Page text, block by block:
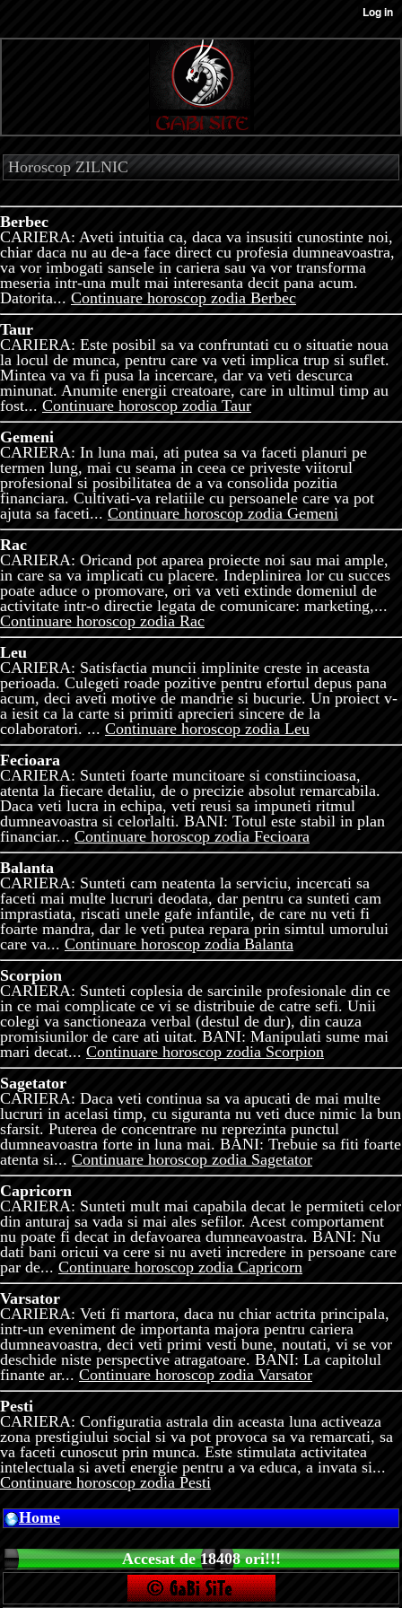
Horoscop ZILNIC
Berbec
CARIERA: Aveti intuitia ca, daca va insusiti cunostinte noi,
chiar daca nu au de-a face direct cu profesia dumneavoastra,
va vor imbogati sansele in cariera sau va vor transforma
meseria intr-una mult mai interesanta decit pana acum.
Datorita... Continuare horoscop zodia Berbec
Taur
CARIERA: Este posibil sa va confruntati cu o situatie noua
la locul de munca, pentru care va veti implica trup si suflet.
Mintea va va fi pusa la incercare, dar va veti descurca
minunat. Anumite energii creatoare, care in ultimul timp au
fost... Continuare horoscop zodia Taur
Gemeni
CARIERA: In luna mai, ati putea sa va faceti planuri pe
termen lung, mai cu seama in ceea ce priveste viitorul
profesional si posibilitatea de a va consolida pozitia
financiara. Cultivati-va relatiile cu persoanele care va pot
ajuta sa faceti... Continuare horoscop zodia Gemeni
Rac
CARIERA: Oricand pot aparea proiecte noi sau mai ample,
in care sa va implicati cu placere. Indeplinirea lor cu succes
poate aduce o promovare, ori va veti extinde domeniul de
activitate intr-o directie legata de comunicare: marketing,...
Continuare horoscop zodia Rac
Leu
CARIERA: Satisfactia muncii implinite creste in aceasta
perioada. Culegeti roade pozitive pentru efortul depus pana
acum, deci aveti motive de mandrie si bucurie. Un proiect v-
a iesit ca la carte si primiti aprecieri sincere de la
colaboratori. ... Continuare horoscop zodia Leu
Fecioara
CARIERA: Sunteti foarte muncitoare si constiincioasa,
atenta la fiecare detaliu, de o precizie absolut remarcabila.
Daca veti lucra in echipa, veti reusi sa impuneti ritmul
dumneavoastra si celorlalti. BANI: Totul este stabil in plan
financiar... Continuare horoscop zodia Fecioara
Balanta
CARIERA: Sunteti cam neatenta la serviciu, incercati sa
faceti mai multe lucruri deodata, dar pentru ca sunteti cam
imprastiata, riscati unele gafe infantile, de care nu veti fi
foarte mandra, dar le veti putea repara prin simtul umorului
care va... Continuare horoscop zodia Balanta
Scorpion
CARIERA: Sunteti coplesia de sarcinile profesionale din ce
in ce mai complicate ce vi se distribuie de catre sefi. Unii
colegi va sanctioneaza verbal (destul de dur), din cauza
promisiunilor de care ati uitat. BANI: Manipulati sume mai
mari decat... Continuare horoscop zodia Scorpion
Sagetator
CARIERA: Daca veti continua sa va apucati de mai multe
lucruri in acelasi timp, cu siguranta nu veti duce nimic la bun
sfarsit. Puterea de concentrare nu reprezinta punctul
dumneavoastra forte in luna mai. BANI: Trebuie sa fiti foarte
atenta si... Continuare horoscop zodia Sagetator
Capricorn
CARIERA: Sunteti mult mai capabila decat le permiteti celor
din anturaj sa vada si mai ales sefilor. Acest comportament
nu poate fi decat in defavoarea dumneavoastra. BANI: Nu
dati bani oricui va cere si nu aveti incredere in persoane care
par de... Continuare horoscop zodia Capricorn
Varsator
CARIERA: Veti fi martora, daca nu chiar actrita principala,
intr-un eveniment de importanta majora pentru cariera
dumneavoastra, deci veti primi vesti bune, noutati, vi se vor
deschide niste perspective atragatoare. BANI: La capitolul
finante ar... Continuare horoscop zodia Varsator
Pesti
CARIERA: Configuratia astrala din aceasta luna activeaza
zona prestigiului social si va pot provoca sa va remarcati, sa
va faceti cunoscut prin munca. Este stimulata activitatea
intelectuala si aveti energie pentru a va educa, a invata si...
Continuare horoscop zodia Pesti
Home
Accesat de 18408 ori!!!